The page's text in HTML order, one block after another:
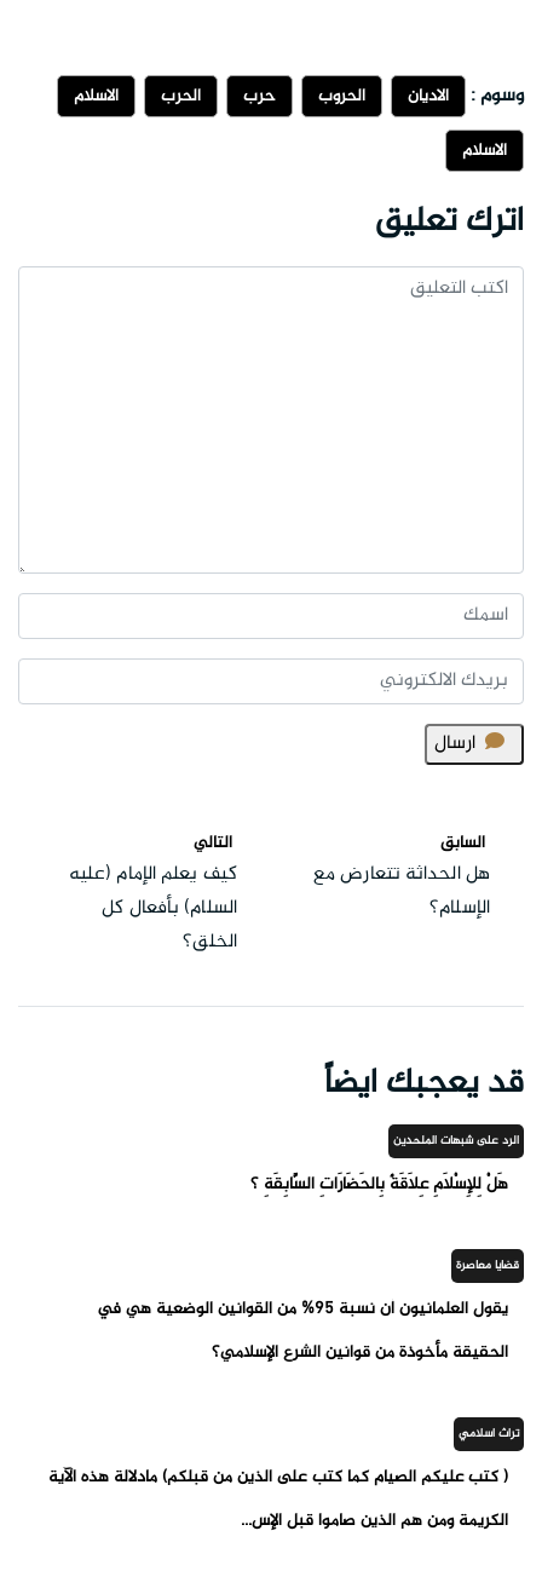
وسوم : الاديان الحروب حرب الحرب
الاسلام
الاسلام
اترك تعليق
ارسال
السابق
هل الحداثة تتعارض مع
الإسلام؟
التالي
كيف يعلم الإمام (عليه
السلام) بأفعال كل
الخلق؟
قد يعجبك ايضاً
الرد على شبهات الملحدين
هَلْ لِلإِسْلَامِ عِلَاقَةٌ بِالحَضَارَاتِ السَّابِقَةِ ؟
قضايا معاصرة
يقول العلمانيون أن نسبة 95% من القوانين الوضعية هي في
الحقيقة مأخوذة من قوانين الشرع الإسلامي؟
تراث اسلامي
( كتب عليكم الصيام كما كتب على الذين من قبلكم) مادلالة هذه الآية
الكريمة ومن هم الذين صاموا قبل الإس...